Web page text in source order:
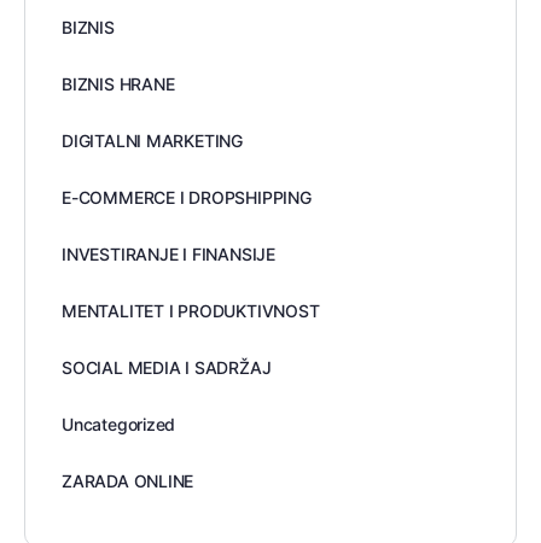
BIZNIS
BIZNIS HRANE
DIGITALNI MARKETING
E-COMMERCE I DROPSHIPPING
INVESTIRANJE I FINANSIJE
MENTALITET I PRODUKTIVNOST
SOCIAL MEDIA I SADRŽAJ
Uncategorized
ZARADA ONLINE